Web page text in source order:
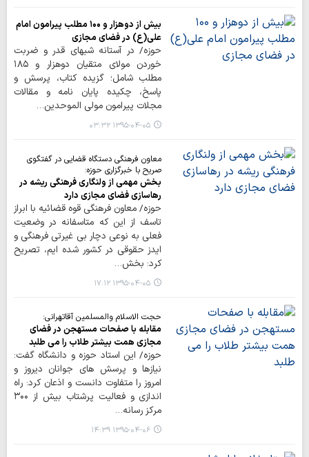
بیش از دوهزار و ۱۰۰ مطلب پیرامون امام
علی(ع) در فضای مجازی
حوزه/ در آستانه شبهای قدر و ضربت
خوردن مولای متقیان دوهزار و ۱۸۵
مطلب شامل؛ گزیده کتاب، پرسش و
پاسخ، چکیده پایان نامه و مقالات
مجلات پیرامون مولی الموحدین…
۱۳۹۵-۰۴-۰۵ ۰۳:۳۲
معاون فرهنگی دستگاه قضایی در گفتگوی
صریح با خبرگزاری حوزه:
بخش مهمی از ولنگاری فرهنگی ریشه در
رهاسازی فضای مجازی دارد
حوزه/ معاون فرهنگی قوه قضائیه با ابراز
تاسف از این که متاسفانه در وضعیت
فعلی به نوعی دچار بی غیرتی فرهنگی و
ایدز حقوقی در کشور شده ایم، تصریح
کرد: بخش…
۱۳۹۵-۰۴-۰۵ ۱۷:۱۲
حجت الاسلام والمسلمین آقاتهرانی:
مقابله با صفحات مستهجن در فضای
مجازی همت بیشتر طلاب را می طلبد
حوزه/ این استاد حوزه و دانشگاه گفت:
نیازها و پرسش های جوانان دیروز و
امروز را متفاوت دانست و اذعان کرد: راه
اندازی و فعالیت پرشتاب بیش از ۳۰۰
مرکز رسانه…
۱۳۹۵-۰۴-۰۶ ۱۴:۳۹